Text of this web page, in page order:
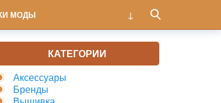
МОДЫ
КАТЕГОРИИ
Аксессуары
Бренды